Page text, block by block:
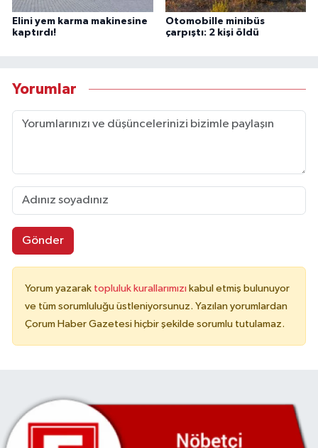
Elini yem karma makinesine
kaptırdı!
Otomobille minibüs
çarpıştı: 2 kişi öldü
Yorumlar
Gönder
Yorum yazarak topluluk kurallarımızı kabul etmiş bulunuyor
ve tüm sorumluluğu üstleniyorsunuz. Yazılan yorumlardan
Çorum Haber Gazetesi hiçbir şekilde sorumlu tutulamaz.